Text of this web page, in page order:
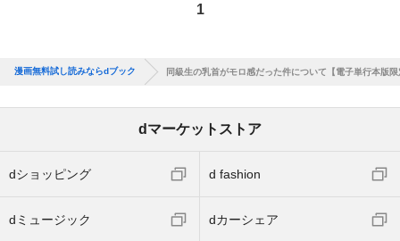
1
漫画無料試し読みならdブック 同級生の乳首がモロ感だった件について【電子単行本版
dマーケットストア
dショッピング d fashion
dミュージック dカーシェア